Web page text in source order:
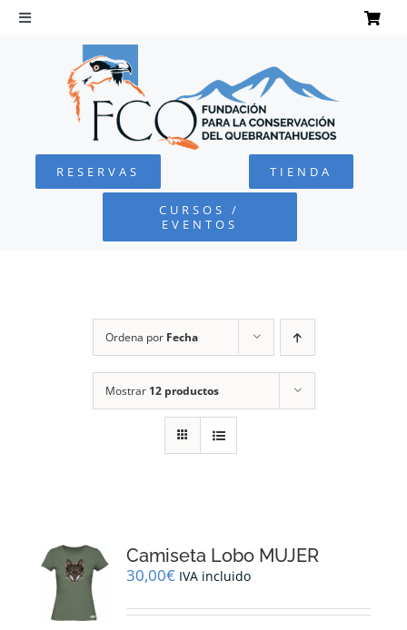
Saltar
Toggle
Navigation
QUEBRANTAHUESOS
FUNDACIÓN
CONTACTO
CARRITO
RESERVAS TIENDA
CURSOS /
EVENTOS
Ordena por Fecha
Mostrar 12 productos
Camiseta Lobo MUJER
30,00€ IVA incluido